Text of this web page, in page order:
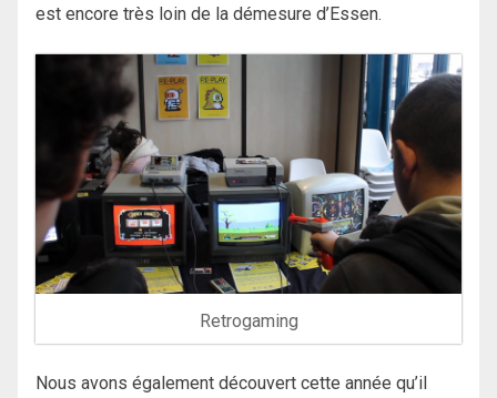
est encore très loin de la démesure d’Essen.
Retrogaming
Nous avons également découvert cette année qu’il